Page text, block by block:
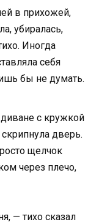
в прихожей,
убиралась,
Иногда
себя
бы не думать.
с кружкой
дверь.
щелчок
через плечо,
— тихо сказал